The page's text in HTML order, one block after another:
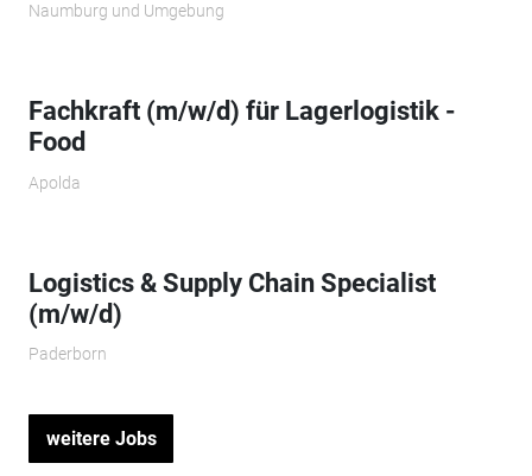
Naumburg und Umgebung
Fachkraft (m/w/d) für Lagerlogistik -
Food
Apolda
Logistics & Supply Chain Specialist
(m/w/d)
Paderborn
weitere Jobs